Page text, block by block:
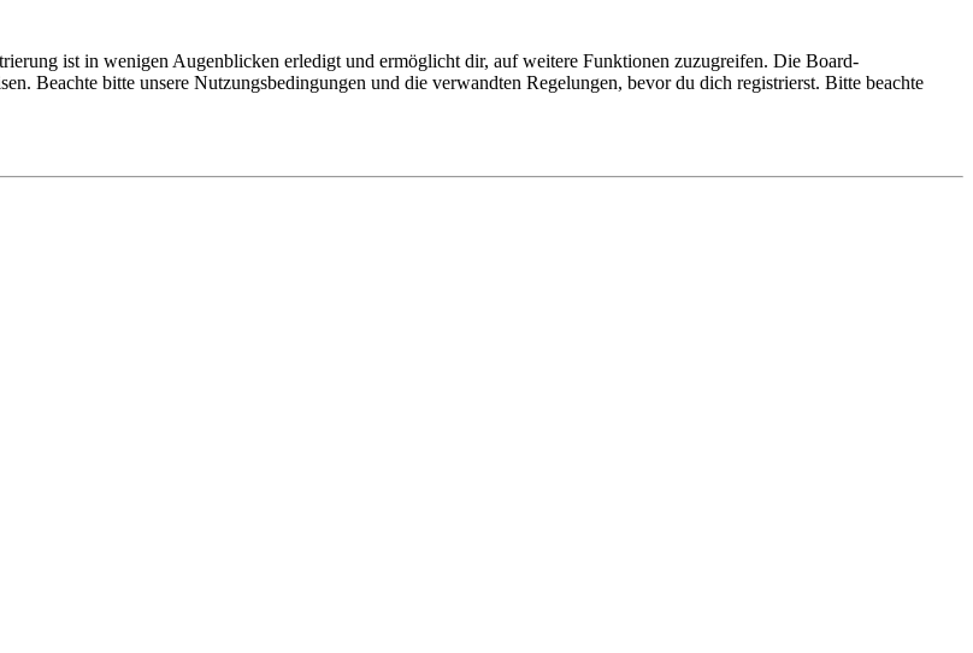
ist in wenigen Augenblicken erledigt und ermöglicht dir, auf weitere Funktionen zuzugreifen. Die Board-
Beachte bitte unsere Nutzungsbedingungen und die verwandten Regelungen, bevor du dich registrierst. Bitte beachte